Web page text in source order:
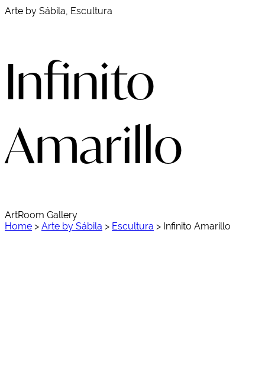
Arte by Sábila, Escultura
Infinito
Amarillo
ArtRoom Gallery
Home > Arte by Sábila > Escultura > Infinito Amarillo